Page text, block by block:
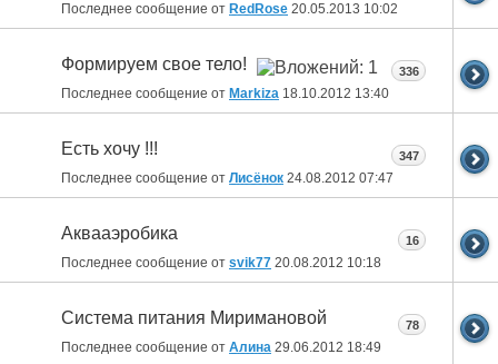
Последнее сообщение от RedRose 20.05.2013 10:02
Формируем свое тело!
Последнее сообщение от Markiza 18.10.2012 13:40
336
Есть хочу !!!
Последнее сообщение от Лисёнок 24.08.2012 07:47
347
Аквааэробика
Последнее сообщение от svik77 20.08.2012 10:18
16
Система питания Миримановой
Последнее сообщение от Алина 29.06.2012 18:49
78